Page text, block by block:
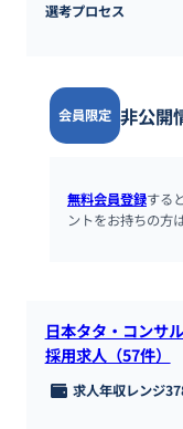
選考プロセス
会員限定 非公開
無料会員登録する
ントをお持ちの方
日本タタ・コンサ
採用求人（57件）
求人年収レンジ